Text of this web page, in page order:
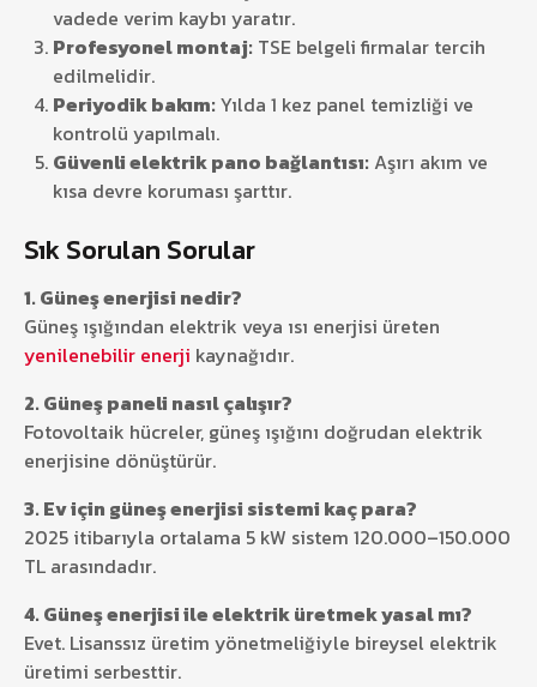
vadede verim kaybı yaratır.
Profesyonel montaj: TSE belgeli firmalar tercih
edilmelidir.
Periyodik bakım:Yılda 1 kez panel temizliği ve
kontrolü yapılmalı.
Güvenli elektrik pano bağlantısı: Aşırı akım ve
kısa devre koruması şarttır.
Sık Sorulan Sorular
1. Güneş enerjisi nedir?
Güneş ışığından elektrik veya ısı enerjisi üreten
yenilenebilir enerji kaynağıdır.
2. Güneş paneli nasıl çalışır?
Fotovoltaik hücreler, güneş ışığını doğrudan elektrik
enerjisine dönüştürür.
3. Ev için güneş enerjisi sistemi kaç para?
2025 itibarıyla ortalama 5 kW sistem 120.000–150.000
TL arasındadır.
4. Güneş enerjisi ile elektrik üretmek yasal mı?
Evet. Lisanssız üretim yönetmeliğiyle bireysel elektrik
üretimi serbesttir.